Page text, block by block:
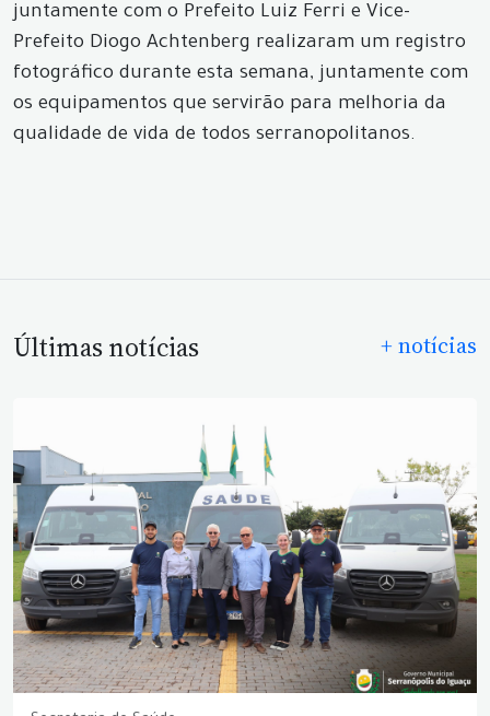
juntamente com o Prefeito Luiz Ferri e Vice-
Prefeito Diogo Achtenberg realizaram um registro
fotográfico durante esta semana, juntamente com
os equipamentos que servirão para melhoria da
qualidade de vida de todos serranopolitanos.
Últimas notícias + notícias